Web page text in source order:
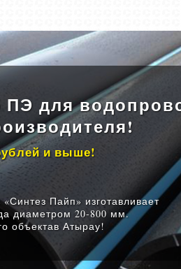
ПЭ для
и выше!
Пайп» изготавливает
диаметром 20-800 мм.
объектав Атырау!